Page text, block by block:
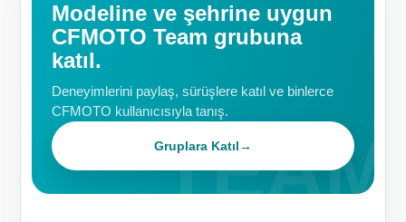
Modeline ve şehrine uygun
CFMOTO Team grubuna
katıl.
Deneyimlerini paylaş, sürüşlere katıl ve binlerce
CFMOTO kullanıcısıyla tanış.
Gruplara Katıl→